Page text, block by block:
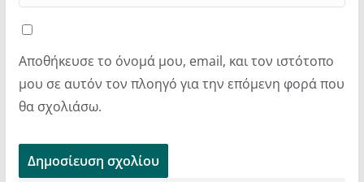
Αποθήκευσε το όνομά μου, email, και τον ιστότοπο
μου σε αυτόν τον πλοηγό για την επόμενη φορά που
θα σχολιάσω.